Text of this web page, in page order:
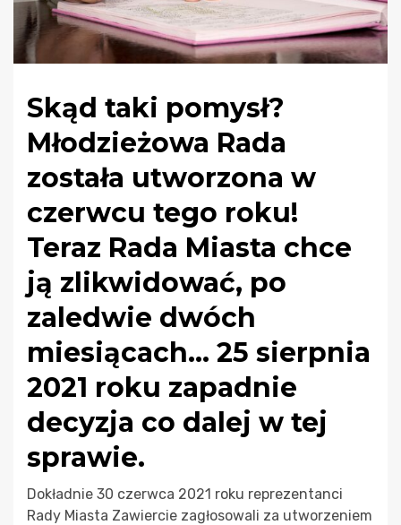
Skąd taki pomysł?
Młodzieżowa Rada
została utworzona w
czerwcu tego roku!
Teraz Rada Miasta chce
ją zlikwidować, po
zaledwie dwóch
miesiącach… 25 sierpnia
2021 roku zapadnie
decyzja co dalej w tej
sprawie.
Dokładnie 30 czerwca 2021 roku reprezentanci
Rady Miasta Zawiercie zagłosowali za utworzeniem